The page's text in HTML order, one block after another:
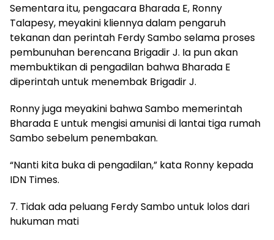
Sementara itu, pengacara Bharada E, Ronny
Talapesy, meyakini kliennya dalam pengaruh
tekanan dan perintah Ferdy Sambo selama proses
pembunuhan berencana Brigadir J. Ia pun akan
membuktikan di pengadilan bahwa Bharada E
diperintah untuk menembak Brigadir J.
Ronny juga meyakini bahwa Sambo memerintah
Bharada E untuk mengisi amunisi di lantai tiga rumah
Sambo sebelum penembakan.
“Nanti kita buka di pengadilan,” kata Ronny kepada
IDN Times.
7. Tidak ada peluang Ferdy Sambo untuk lolos dari
hukuman mati